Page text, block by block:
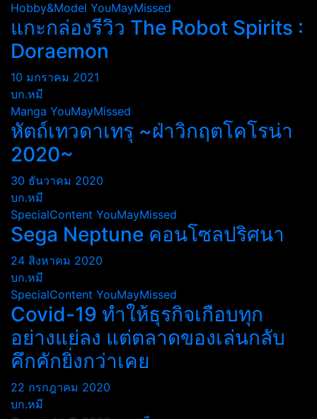
Hobby&Model YouMayMissed
แกะกล่องรีวิว The Robot Spirits :
Doraemon
10 มกราคม 2021
บก.หมี
Manga YouMayMissed
หัตถ์เทวดาเทรุ ~ฝ่าวิกฤตโคโรน่า
2020~
30 ธันวาคม 2020
บก.หมี
SpecialContent YouMayMissed
Sega Neptune คอนโซลปริศนา
24 สิงหาคม 2020
บก.หมี
SpecialContent YouMayMissed
Covid-19 ทำให้ธุรกิจเกือบทุก
อย่างแย่ลง แต่ตลาดของเล่นกลับ
คึกคักยิ่งกว่าเคย
22 กรกฎาคม 2020
บก.หมี